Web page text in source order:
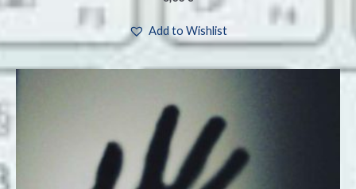
Add to Wishlist